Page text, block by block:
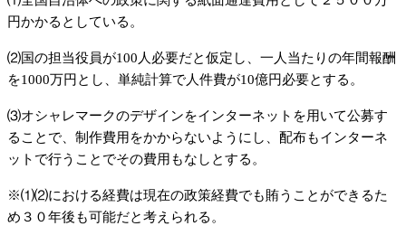
円かかるとしている。
⑵国の担当役員が100人必要だと仮定し、一人当たりの年間報酬
を1000万円とし、単純計算で人件費が10億円必要とする。
⑶オシャレマークのデザインをインターネットを用いて公募す
ることで、制作費用をかからないようにし、配布もインターネ
ットで行うことでその費用もなしとする。
※⑴⑵における経費は現在の政策経費でも賄うことができるた
め３０年後も可能だと考えられる。